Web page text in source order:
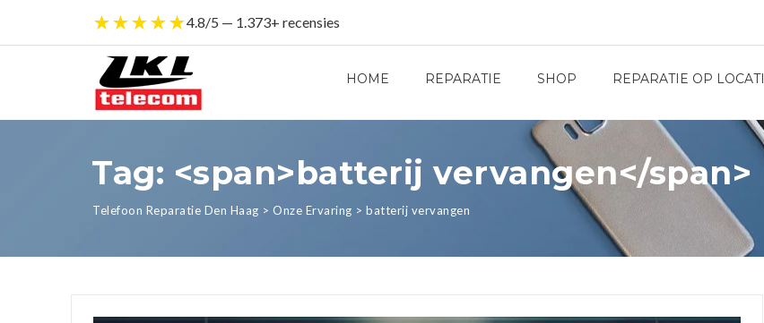
★★★★★4.8/5 — 1.373+ recensies
HOME REPARATIE SHOP REPARATIE OP
Tag: <span>batterij vervangen</span>
Telefoon Reparatie Den Haag > Onze Ervaring > batterij vervangen